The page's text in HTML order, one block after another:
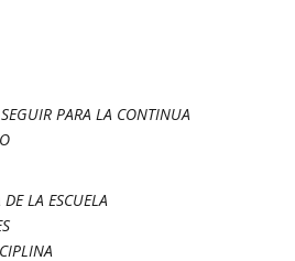
PARA LA CONTINUA
LA ESCUELA